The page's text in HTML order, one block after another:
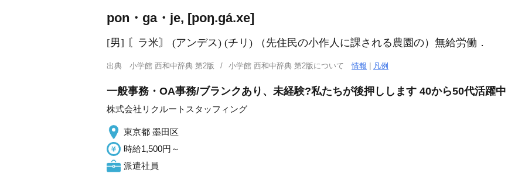
pon・ga・je, [poŋ.ɡá.xe]
[男] 〘ラ米〙 (アンデス) (チリ) （先住民の小作人に課される農園の）無給労働．
出典 小学館 西和中辞典 第2版 小学館 西和中辞典 第2版について情報 凡例
一般事務・OA事務/ブランクあり、未経験?私たちが後押しします 40から50代活躍中
株式会社リクルートスタッフィング
東京都 墨田区
時給1,500円～
派遣社員